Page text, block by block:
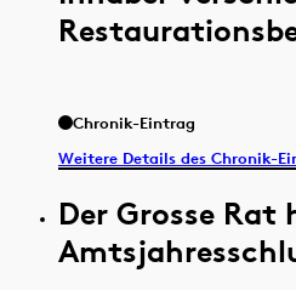
Chronik-Eintrag
Weitere Details des Chronik-
Der Grosse Rat